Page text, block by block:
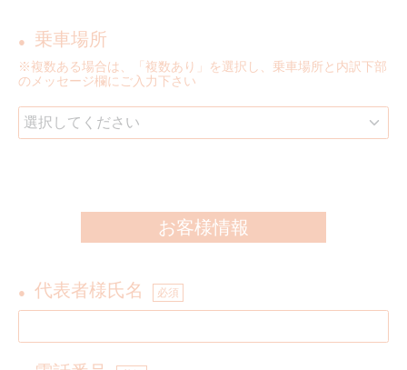
● 乗車場所
※複数ある場合は、「複数あり」を選択し、乗車場所と内訳下部
のメッセージ欄にご入力下さい
お客様情報
● 代表者様氏名 必須